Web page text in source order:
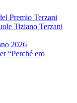
Premio Terzani
Tiziano Terzani
2026
“Perché ero